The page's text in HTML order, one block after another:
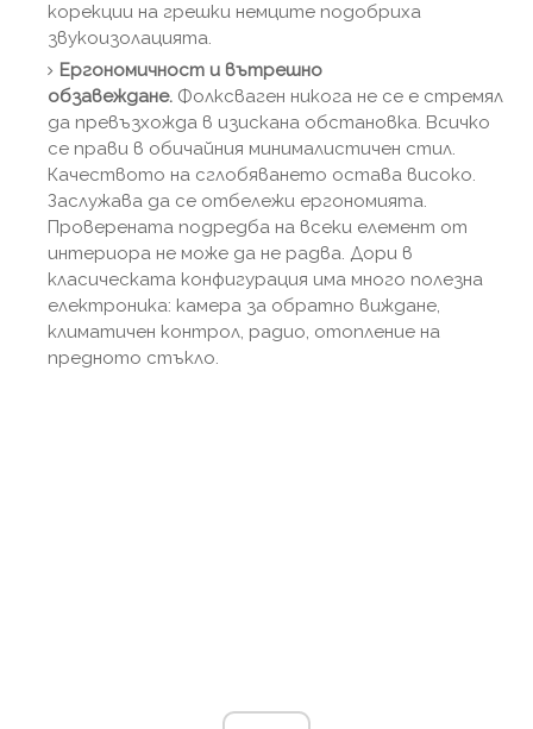
корекции на грешки немците подобриха
звукоизолацията.
Ергономичност и вътрешно
обзавеждане. Фолксваген никога не се е стремял
да превъзхожда в изискана обстановка. Всичко
се прави в обичайния минималистичен стил.
Качеството на сглобяването остава високо.
Заслужава да се отбележи ергономията.
Проверената подредба на всеки елемент от
интериора не може да не радва. Дори в
класическата конфигурация има много полезна
електроника: камера за обратно виждане,
климатичен контрол, радио, отопление на
предното стъкло.